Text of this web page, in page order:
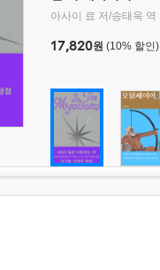
아사이 료 저/송태욱 역
17,820원 (10% 할인)